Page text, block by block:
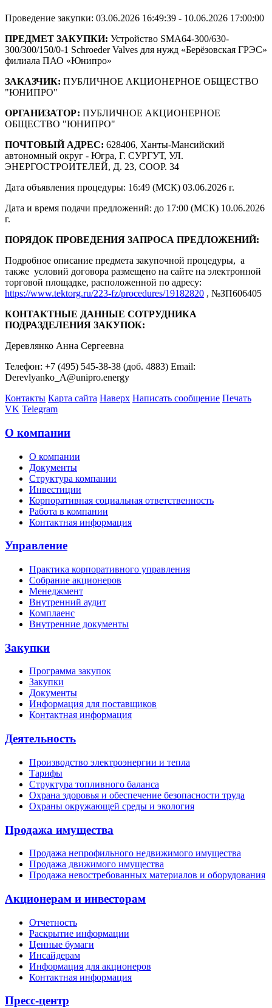
Проведение закупки: 03.06.2026 16:49:39 - 10.06.2026 17:00:00
ПРЕДМЕТ ЗАКУПКИ: Устройство SMA64-300/630-
300/300/150/0-1 Schroeder Valves для нужд «Берёзовская ГРЭС»
филиала ПАО «Юнипро»
ЗАКАЗЧИК: ПУБЛИЧНОЕ АКЦИОНЕРНОЕ ОБЩЕСТВО
"ЮНИПРО"
ОРГАНИЗАТОР: ПУБЛИЧНОЕ АКЦИОНЕРНОЕ
ОБЩЕСТВО "ЮНИПРО"
ПОЧТОВЫЙ АДРЕС: 628406, Ханты-Мансийский
автономный округ - Югра, Г. СУРГУТ, УЛ.
ЭНЕРГОСТРОИТЕЛЕЙ, Д. 23, СООР. 34
Дата объявления процедуры: 16:49 (МСК) 03.06.2026 г.
Дата и время подачи предложений: до 17:00 (МСК) 10.06.2026
г.
ПОРЯДОК ПРОВЕДЕНИЯ ЗАПРОСА ПРЕДЛОЖЕНИЙ:
Подробное описание предмета закупочной процедуры, а
также условий договора размещено на сайте на электронной
торговой площадке, расположенной по адресу:
https://www.tektorg.ru/223-fz/procedures/19182820 , №ЗП606405
КОНТАКТНЫЕ ДАННЫЕ СОТРУДНИКА
ПОДРАЗДЕЛЕНИЯ ЗАКУПОК:
Деревлянко Анна Сергеевна
Телефон: +7 (495) 545-38-38 (доб. 4883) Email:
Derevlyanko_A@unipro.energy
Контакты Карта сайта Наверх Написать сообщение Печать
VK Telegram
О компании
О компании
Документы
Структура компании
Инвестиции
Корпоративная социальная ответственность
Работа в компании
Контактная информация
Управление
Практика корпоративного управления
Собрание акционеров
Менеджмент
Внутренний аудит
Комплаенс
Внутренние документы
Закупки
Программа закупок
Закупки
Документы
Информация для поставщиков
Контактная информация
Деятельность
Производство электроэнергии и тепла
Тарифы
Структура топливного баланса
Охрана здоровья и обеспечение безопасности труда
Охраны окружающей среды и экология
Продажа имущества
Продажа непрофильного недвижимого имущества
Продажа движимого имущества
Продажа невостребованных материалов и оборудования
Акционерам и инвесторам
Отчетность
Раскрытие информации
Ценные бумаги
Инсайдерам
Информация для акционеров
Контактная информация
Пресс-центр